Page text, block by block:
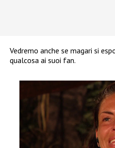
Vedremo anche se magari si
qualcosa ai suoi fan.